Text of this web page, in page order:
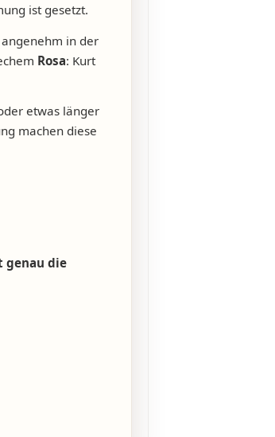
ist gesetzt.
in der
Rosa: Kurt
etwas länger
machen diese
genau die